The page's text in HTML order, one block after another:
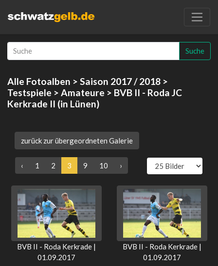
Suche
Alle Fotoalben > Saison 2017 / 2018 >
Testspiele > Amateure > BVB II - Roda JC
Kerkrade II (in Lünen)
zurück zur übergeordneten Galerie
‹ 1 2 3 9 10 ›
BVB II - Roda Kerkrade |
01.09.2017
BVB II - Roda Kerkrade |
01.09.2017